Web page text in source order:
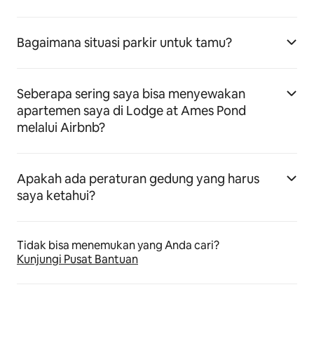
Bagaimana situasi parkir untuk tamu?
Seberapa sering saya bisa menyewakan
apartemen saya di Lodge at Ames Pond
melalui Airbnb?
Apakah ada peraturan gedung yang harus
saya ketahui?
Tidak bisa menemukan yang Anda cari?
Kunjungi Pusat Bantuan